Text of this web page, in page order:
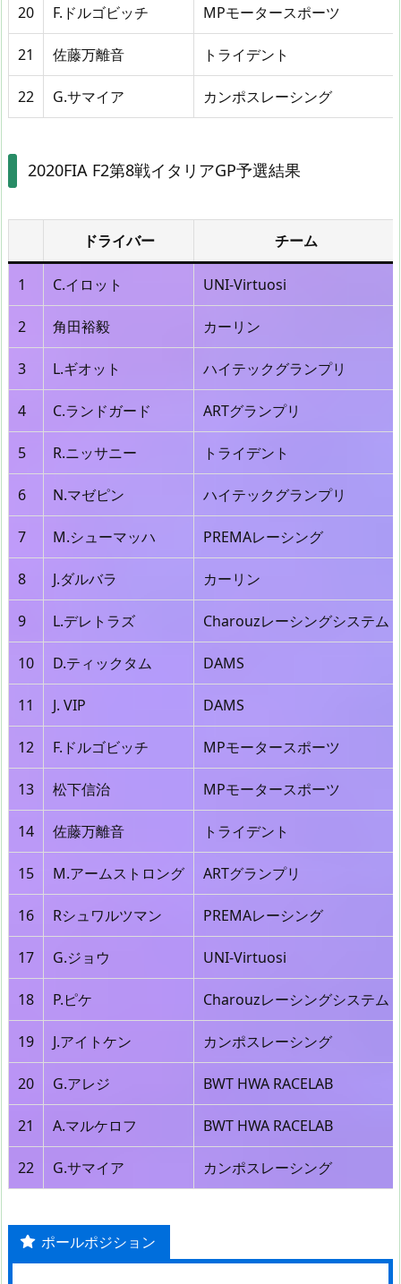
20 F.ドルゴビッチ MPモータースポーツ
21 佐藤万離音 トライデント
22 G.サマイア カンポスレーシング
2020FIA F2第8戦イタリアGP予選結果
ドライバー チーム
1 C.イロット UNI-Virtuosi
2 角田裕毅 カーリン
3 L.ギオット ハイテックグランプリ
4 C.ランドガード ARTグランプリ
5 R.ニッサニー トライデント
6 N.マゼピン ハイテックグランプリ
7 M.シューマッハ PREMAレーシング
8 J.ダルバラ カーリン
9 L.デレトラズ Charouzレーシングシステム
10 D.ティックタム DAMS
11 J. VIP DAMS
12 F.ドルゴビッチ MPモータースポーツ
13 松下信治 MPモータースポーツ
14 佐藤万離音 トライデント
15 M.アームストロング ARTグランプリ
16 Rシュワルツマン PREMAレーシング
17 G.ジョウ UNI-Virtuosi
18 P.ピケ Charouzレーシングシステム
19 J.アイトケン カンポスレーシング
20 G.アレジ BWT HWA RACELAB
21 A.マルケロフ BWT HWA RACELAB
22 G.サマイア カンポスレーシング
ポールポジション